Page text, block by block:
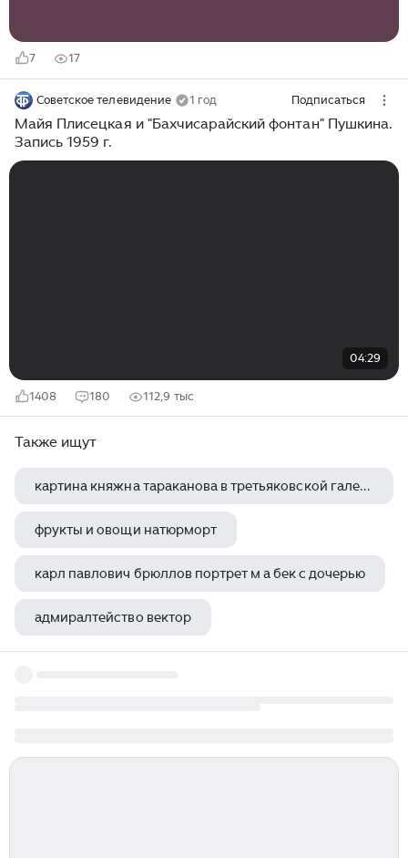
7 17
Советское телевидение 1 год Подписаться
Майя Плисецкая и "Бахчисарайский фонтан" Пушкина.
Запись 1959 г.
04:29
1408 180 112,9 тыс
Также ищут
картина княжна тараканова в третьяковской галерее
фрукты и овощи натюрморт
карл павлович брюллов портрет м а бек с дочерью
адмиралтейство вектор